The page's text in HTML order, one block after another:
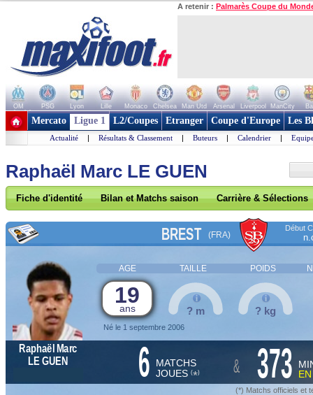
A retenir : Palmarès Coupe du
OM PSG Lyon Lille Monaco Chelsea Man Utd Arsenal Liverpool ManCity
+ de clubs
Mercato Ligue 1 L2/Coupes Etranger Coupe d'Europe Les
Actualité | Résultats & Classement | Buteurs | Calendrier |
Raphaël Marc LE GUEN
Fiche d'identité Bilan et Matchs saison Carrière & Sélections
BREST (FRA)
Début
AGE TAILLE POIDS
19
ans
Né le 1 septembre 2006
? m ? kg
Raphaël Marc
LE GUEN
6 MATCHS
JOUES (*) & 373
(*) Matchs officiels et